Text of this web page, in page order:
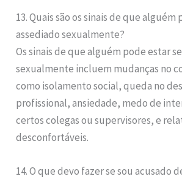
13. Quais são os sinais de que
assediado sexualmente?
Os sinais de que alguém pode estar
sexualmente incluem mudanças no
como isolamento social, queda no
profissional, ansiedade, medo de
certos colegas ou supervisores, e
desconfortáveis.
14. O que devo fazer se sou acusado